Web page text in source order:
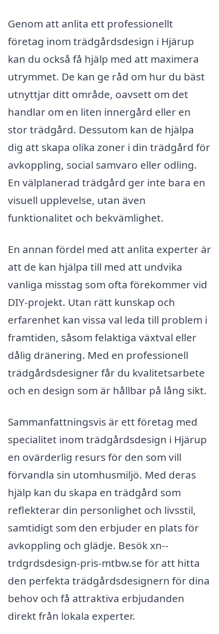
Genom att anlita ett professionellt
företag inom trädgårdsdesign i Hjärup
kan du också få hjälp med att maximera
utrymmet. De kan ge råd om hur du bäst
utnyttjar ditt område, oavsett om det
handlar om en liten innergård eller en
stor trädgård. Dessutom kan de hjälpa
dig att skapa olika zoner i din trädgård för
avkoppling, social samvaro eller odling.
En välplanerad trädgård ger inte bara en
visuell upplevelse, utan även
funktionalitet och bekvämlighet.
En annan fördel med att anlita experter är
att de kan hjälpa till med att undvika
vanliga misstag som ofta förekommer vid
DIY-projekt. Utan rätt kunskap och
erfarenhet kan vissa val leda till problem i
framtiden, såsom felaktiga växtval eller
dålig dränering. Med en professionell
trädgårdsdesigner får du kvalitetsarbete
och en design som är hållbar på lång sikt.
Sammanfattningsvis är ett företag med
specialitet inom trädgårdsdesign i Hjärup
en ovärderlig resurs för den som vill
förvandla sin utomhusmiljö. Med deras
hjälp kan du skapa en trädgård som
reflekterar din personlighet och livsstil,
samtidigt som den erbjuder en plats för
avkoppling och glädje. Besök xn--
trdgrdsdesign-pris-mtbw.se för att hitta
den perfekta trädgårdsdesignern för dina
behov och få attraktiva erbjudanden
direkt från lokala experter.